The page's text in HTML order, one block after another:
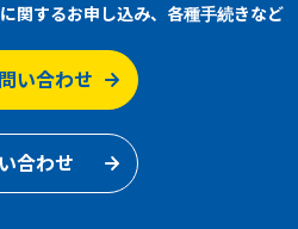
関するお申し込み、各種手続きなど
い合わせ
合わせ